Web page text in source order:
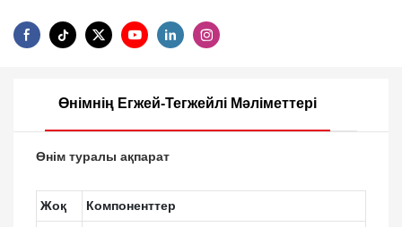
Өнімнің Егжей-Тегжейлі Мәліметтері
Өнім туралы ақпарат
Жоқ Компоненттер